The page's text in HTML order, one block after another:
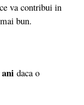
va contribui in
bun.
daca o